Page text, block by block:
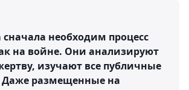
необходим процесс
на войне. Они анализируют
изучают все публичные
размещенные на